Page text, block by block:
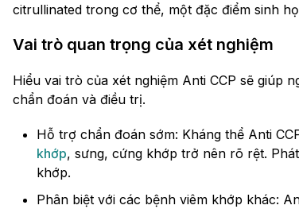
citrullinated trong cơ thể, một đặc điểm sinh
Vai trò quan trọng của xét nghiệm
Hiểu vai trò của xét nghiệm Anti CCP sẽ giúp
chẩn đoán và điều trị.
Hỗ trợ chẩn đoán sớm: Kháng thể Anti
khớp, sưng, cứng khớp trở nên rõ rệt.
khớp.
Phân biệt với các bệnh viêm khớp khác: